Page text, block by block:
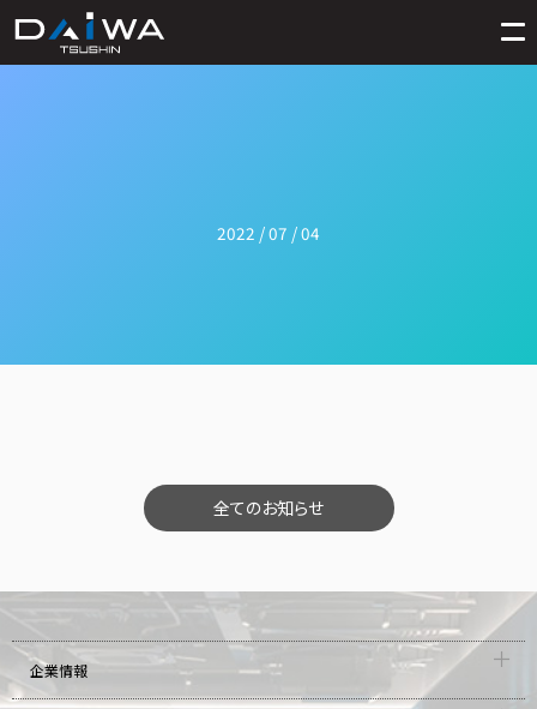
2022 / 07 / 04
全てのお知らせ
企業情報